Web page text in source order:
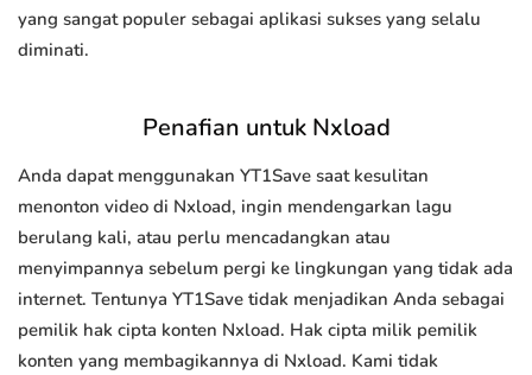
yang sangat populer sebagai aplikasi sukses yang selalu
diminati.
Penafian untuk Nxload
Anda dapat menggunakan YT1Save saat kesulitan
menonton video di Nxload, ingin mendengarkan lagu
berulang kali, atau perlu mencadangkan atau
menyimpannya sebelum pergi ke lingkungan yang tidak ada
internet. Tentunya YT1Save tidak menjadikan Anda sebagai
pemilik hak cipta konten Nxload. Hak cipta milik pemilik
konten yang membagikannya di Nxload. Kami tidak